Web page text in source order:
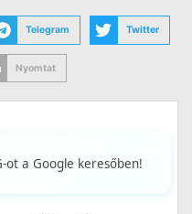
Telegram Twitter
Nyomtat
ot a Google keresőben!